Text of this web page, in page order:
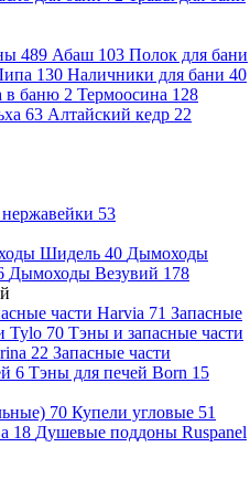
489 Абаш 103 Полок для бани
130 Наличники для бани 40
в баню 2 Термоосина 128
63 Алтайский кедр 22
53
Шидель 40 Дымоходы
Дымоходы Везувий 178
части Harvia 71 Запасные
Tylo 70 Тэны и запасные части
22 Запасные части
6 Тэны для печей Born 15
70 Купели угловые 51
18 Душевые поддоны Ruspanel